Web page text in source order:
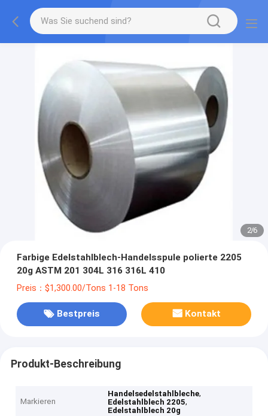
2/6
Farbige Edelstahlblech-Handelsspule polierte 2205
20g ASTM 201 304L 316 316L 410
Preis：$1,300.00/Tons 1-18 Tons
Bestpreis Kontakt
Produkt-Beschreibung
Markieren
Handelsedelstahlbleche,
Edelstahlblech 2205,
Edelstahlblech 20g